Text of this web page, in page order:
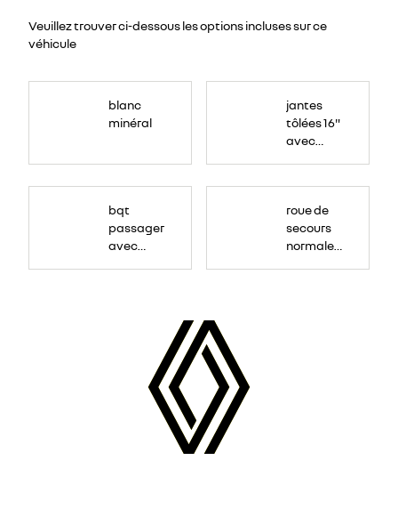
Veuillez trouver ci-dessous les options incluses sur ce
véhicule
blanc
minéral
jantes
tôlées 16"
avec
bqt
passager
avec
roue de
secours
normale